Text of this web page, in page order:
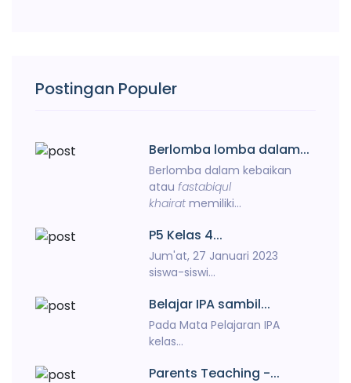
Postingan Populer
Berlomba lomba dalam...
Berlomba dalam kebaikan
atau fastabiqul
khairat memiliki...
P5 Kelas 4...
Jum'at, 27 Januari 2023
siswa-siswi...
Belajar IPA sambil...
Pada Mata Pelajaran IPA
kelas...
Parents Teaching -...